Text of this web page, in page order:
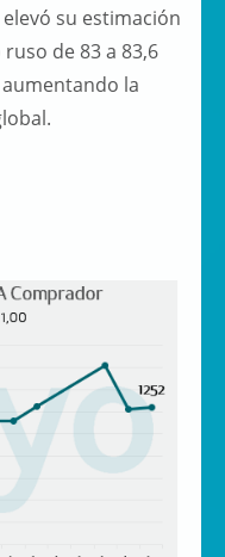
su estimación
de 83 a 83,6
aumentando la